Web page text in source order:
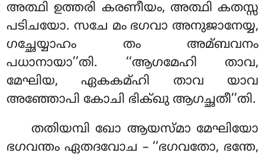
അത്ഥി ഉത്തരി കരണീയം, അത്ഥി കതസ്സ
പടിചയോ. സചേ മം ഭഗവാ അനുജാനേയ്യ,
ഗച്ഛേയ്യാഹം തം അമ്ബവനം
പധാനായാ’’തി. ‘‘ആഗമേഹി താവ,
മേഘിയ, ഏകകമ്ഹി താവ യാവ
അഞ്ഞോപി കോചി ഭിക്ഖു ആഗച്ഛതീ’’തി.
തതിയമ്പിഖോ ആയസ്മാ മേഘിയോ
ഭഗവന്തം ഏതദവോച – ‘‘ഭഗവതോ, ഭന്തേ,